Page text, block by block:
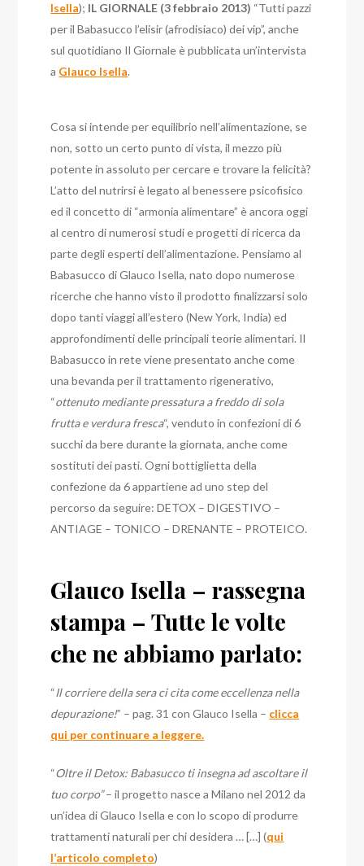
Isella); IL GIORNALE (3 febbraio 2013) “Tutti pazzi
per il Babasucco l’elisir (afrodisiaco) dei vip”, anche
sul quotidiano Il Giornale è pubblicata un’intervista
a Glauco Isella.
Cosa si intende per equilibrio nell’alimentazione, se
non, sotto un certo punto di vista, il mezzo più
potente in assoluto per cercare e trovare la felicità?
L’atto del nutrirsi è legato al benessere psicofisico
ed il concetto di “armonia alimentare” è ancora oggi
al centro di numerosi studi e progetti di ricerca da
parte degli esperti dell’alimentazione. Pensiamo al
Babasucco di Glauco Isella, nato dopo numerose
ricerche che hanno visto il prodotto finalizzarsi solo
dopo tanti viaggi all’estero (New York, India) ed
approfondimenti delle principali teorie alimentari. Il
Babasucco in rete viene presentato anche come
una bevanda per il trattamento rigenerativo,
“ottenuto mediante pressatura a freddo di sola
frutta e verdura fresca“, venduto in confezioni di 6
succhi da bere durante la giornata, anche come
sostituti dei pasti. Ogni bottiglietta della
confezione da 6 appartiene ad uno step del
percorso da seguire: DETOX – DIGESTIVO –
ANTIAGE – TONICO – DRENANTE – PROTEICO.
Glauco Isella – rassegna
stampa – Tutte le volte
che ne abbiamo parlato:
“Il corriere della sera ci cita come eccellenza nella
depurazione!” – pag. 31 con Glauco Isella – clicca
qui per continuare a leggere.
“Oltre il Detox: Babasucco ti insegna ad ascoltare il
tuo corpo”– il progetto nasce a Milano nel 2012 da
un’idea di Glauco Isella e con lo scopo di produrre
trattamenti naturali per chi desidera … […] (qui
l’articolo completo)